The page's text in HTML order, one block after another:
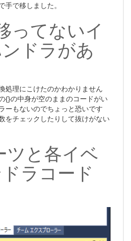
手で移しました。
ってないイ
ドラがあ
処理にこけたのかわかりません
{}の中身が空のままのコードがい
ーもないのでちょっと恐いです
をチェックしたりして抜けがない
ツと各イベ
ラコード